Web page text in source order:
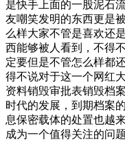
是快手上面的一股泥石
友嘲笑发明的东西更是
么样大家不管是喜欢还
西能够被人看到，不得
定要但是不管怎么样都
得不说对于这一个网红
资料销毁审批表销毁档
时代的发展，到期档案
息保密载体的处置也越
成为一个值得关注的问